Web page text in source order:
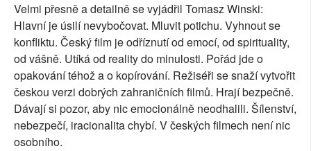
Velmi přesně a detailně se vyjádřil Tomasz Winski:
Hlavní je úsilí nevybočovat. Mluvit potichu. Vyhnout se
konfliktu. Český film je odříznutí od emocí, od spirituality,
od vášně. Utíká od reality do minulosti. Pořád jde o
opakování téhož a o kopírování. Režiséři se snaží vytvořit
českou verzi dobrých zahraničních filmů. Hrají bezpečně.
Dávají si pozor, aby nic emocionálně neodhalili. Šílenství,
nebezpečí, iracionalita chybí. V českých filmech není nic
osobního.